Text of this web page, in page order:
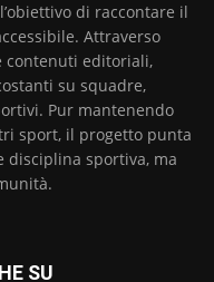
di raccontare il
Attraverso
contenuti editoriali,
su squadre,
Pur mantenendo
sport, il progetto punta
disciplina sportiva, ma
SU